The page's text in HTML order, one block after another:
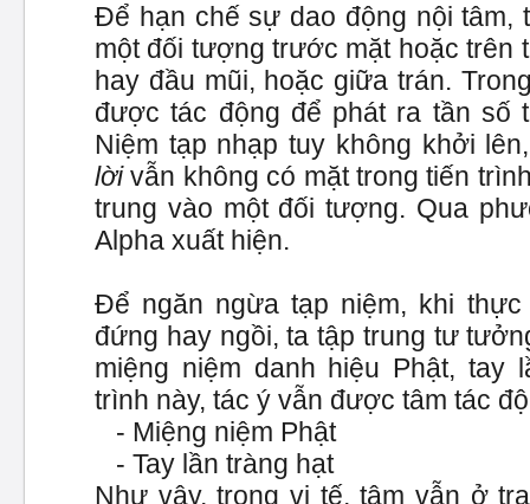
Để hạn chế sự dao động nội tâm,
một đối tượng trước mặt hoặc trên
hay đầu mũi, hoặc giữa trán.
được tác động để phát ra tần số
Niệm tạp nhạp tuy không khởi
lờivẫn không có mặt trong tiến
trung vào một đối tượng. Qua
Alpha xuất hiện.
Để ngăn ngừa tạp niệm, khi
đứng hay ngồi, ta tập trung tư
miệng niệm danh hiệu Phật, tay
trình này, tác ý vẫn được tâm tác
- Miệng niệm Phật
- Tay lần tràng hạt
Như vậy, trong vi tế, tâm vẫn ở